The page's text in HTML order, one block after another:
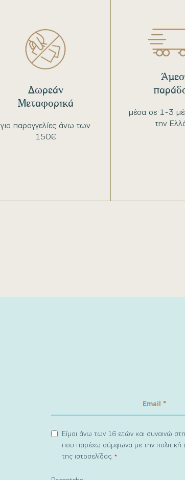
για παραγγελίες άνω των
150€
Δωρεάν
Μεταφορικά
μέσα σε 1-3
την
Είμαι άνω των 16 ετών και συναινώ
που παρέχω σύμφωνα με την
της ιστοσελίδας.*